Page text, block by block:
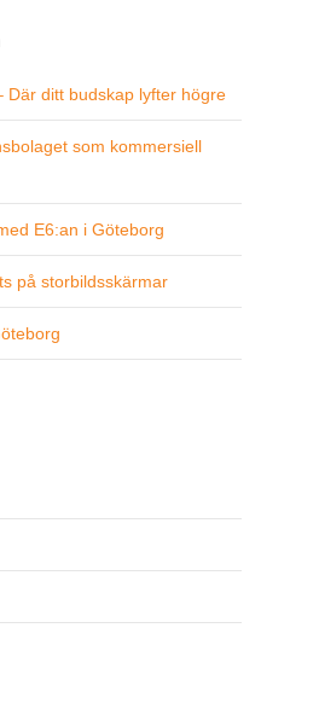
Där ditt budskap lyfter högre
som kommersiell
E6:an i Göteborg
på storbildsskärmar